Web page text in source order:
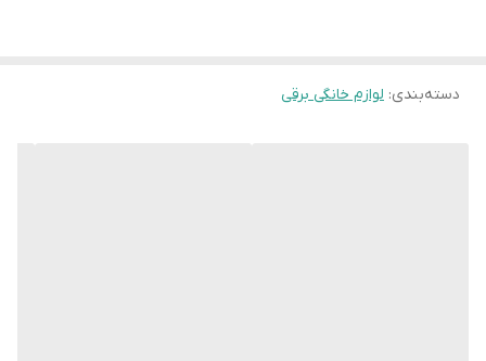
دسته‌بندی: لوازم خانگی برقی